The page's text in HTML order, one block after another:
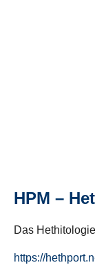
HPM –
Das
https://